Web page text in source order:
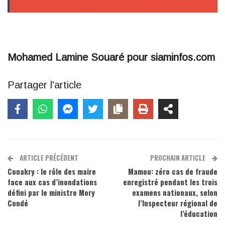
Mohamed Lamine Souaré pour siaminfos.com
Partager l'article
ARTICLE PRÉCÉDENT
Conakry : le rôle des maire
face aux cas d’inondations
défini par le ministre Mory
Condé
PROCHAIN ARTICLE
Mamou: zéro cas de fraude
enregistré pendant les trois
examens nationaux, selon
l’Inspecteur régional de
l’éducation